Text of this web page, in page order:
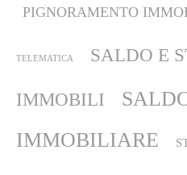
PIGNORAMENTO
TELEMATICA SALDO E
IMMOBILI
IMMOBILIARE